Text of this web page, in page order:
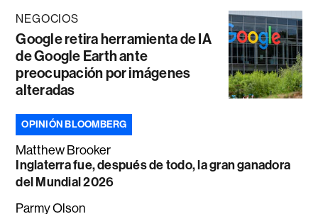
NEGOCIOS
Google retira herramienta de IA
de Google Earth ante
preocupación por imágenes
alteradas
OPINIÓN BLOOMBERG
Matthew Brooker
Inglaterra fue, después de todo, la gran ganadora
del Mundial 2026
Parmy Olson